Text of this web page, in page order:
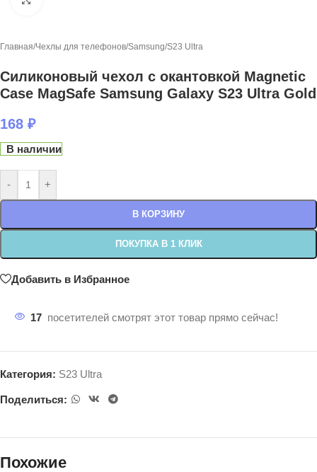
Главная/Чехлы для телефонов/Samsung/S23 Ultra
Силиконовый чехол с окантовкой Magnetic
Case MagSafe Samsung Galaxy S23 Ultra Gold
168 ₽
В наличии
- +
В КОРЗИНУ
ПОКУПКА В 1 КЛИК
Добавить в Избранное
17 посетителей смотрят этот товар прямо сейчас!
Категория: S23 Ultra
Поделиться:
Похожие